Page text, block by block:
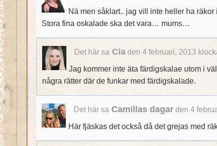
Nä men såklart.. jag vill inte heller ha
Stora fina oskalade ska det vara… mums…
Det här saCiaden 4 februari, 2013
Jag kommer inte äta färdigskalae utom i
några rätter där de funkar med färdigskalade.
Det här sa Camillas dagarden 4
Här fjäskas det också då det grejas med